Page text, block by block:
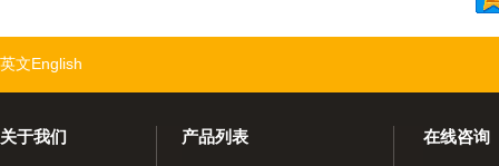
英文English
关于我们 产品列表 在线咨询